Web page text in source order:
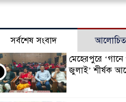
সর্বশেষ সংবাদ
আলোচিত
মেহেরপুরে ‘গানে
জুলাই’ শীর্ষক